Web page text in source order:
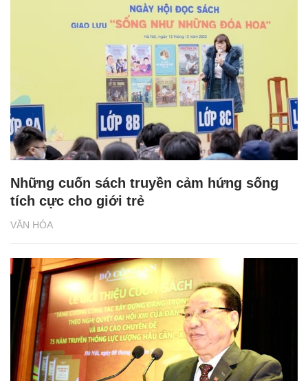
VĂN HÓA
Những cuốn sách truyền cảm hứng sống
tích cực cho giới trẻ